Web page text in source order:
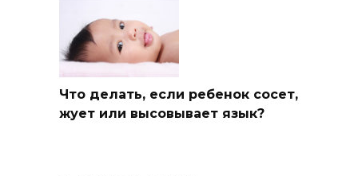
Что делать, если ребенок сосет,
жует или высовывает язык?